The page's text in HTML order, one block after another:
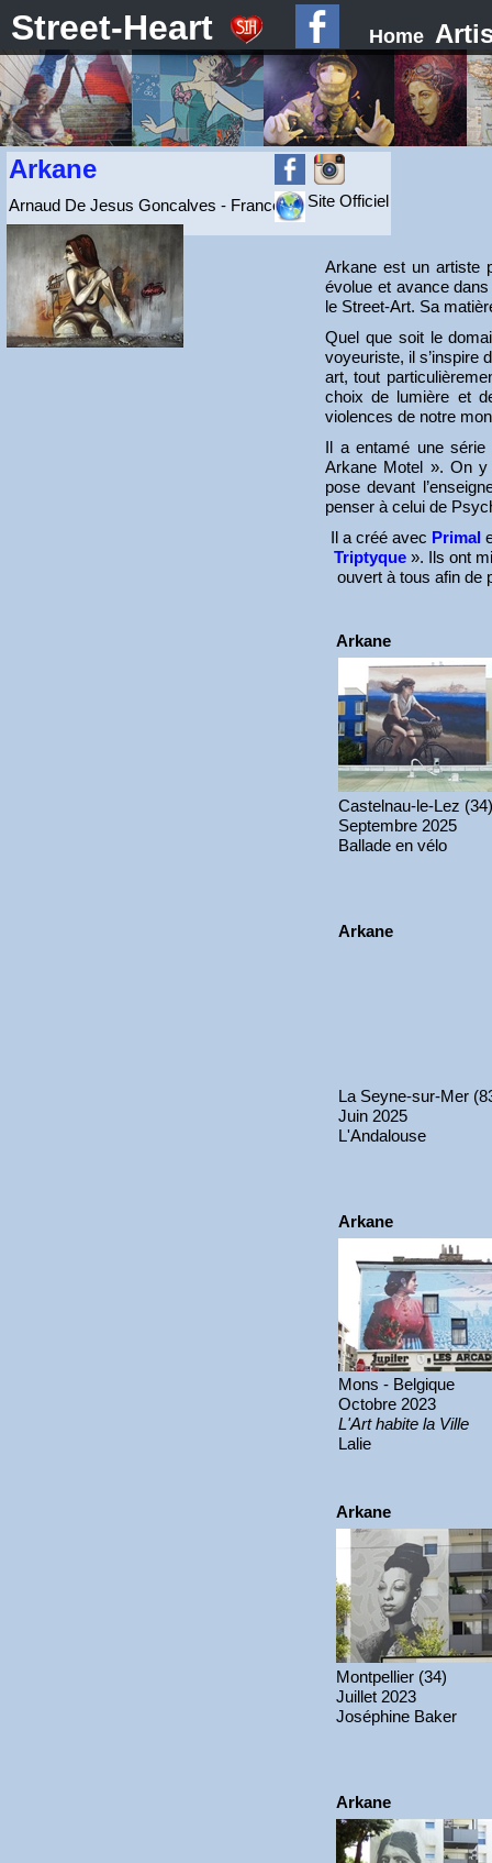
Street-Heart Home
Arkane
Site Officiel
Arnaud De Jesus Goncalves - France
Arkane est un artiste
évolue et avance
le Street-Art. Sa
Quel que soit le
voyeuriste, il s’inspire
art, tout
choix de lumière et
violences de notre
Il a entamé une
Arkane Motel ». On
pose devant
penser à celui de
Il a créé avec Primal
Triptyque». Ils ont
ouvert à tous afin de
Arkane
Castelnau-le-Lez (34)
Septembre 2025
Ballade en vélo
Arkane
La Seyne-sur-Mer
Juin 2025
L'Andalouse
Arkane
Mons - Belgique
Octobre 2023
L'Art habite la Ville
Lalie
Arkane
Montpellier (34)
Juillet 2023
Joséphine Baker
Arkane